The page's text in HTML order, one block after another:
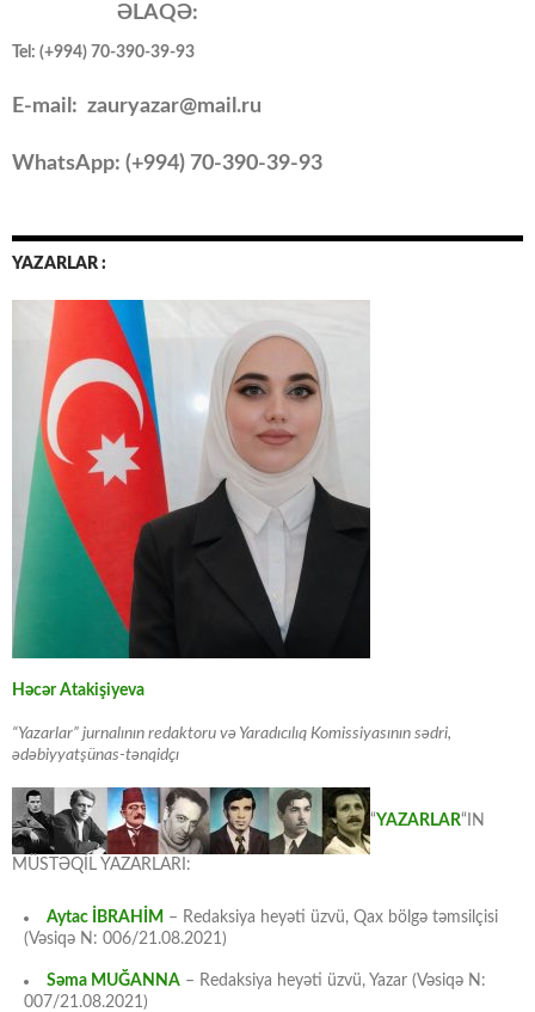
ƏLAQƏ:
Tel: (+994) 70-390-39-93
E-mail: zauryazar@mail.ru
WhatsApp: (+994) 70-390-39-93
YAZARLAR :
Həcər Atakişiyeva
“Yazarlar” jurnalının redaktoru və Yaradıcılıq Komissiyasının sədri,
ədəbiyyatşünas-tənqidçı
“YAZARLAR“IN
MÜSTƏQİL YAZARLARI:
Aytac İBRAHİM – Redaksiya heyəti üzvü, Qax bölgə təmsilçisi
(Vəsiqə N: 006/21.08.2021)
Səma MUĞANNA – Redaksiya heyəti üzvü, Yazar (Vəsiqə N:
007/21.08.2021)